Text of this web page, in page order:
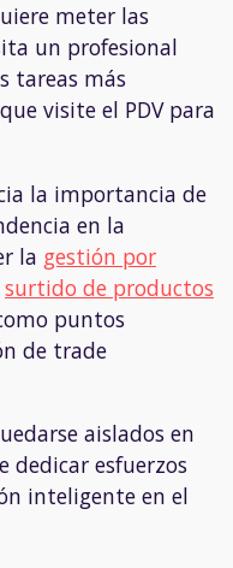
meter las
un profesional
tareas más
visite el PDV para
la importancia de
en la
la gestión por
surtido de productos
puntos
de trade
aislados en
dedicar esfuerzos
inteligente en el